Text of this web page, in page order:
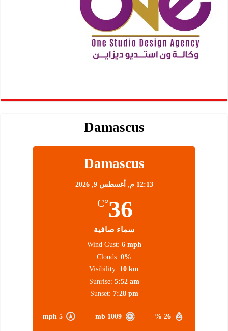
Damascus
Damascus
12:13 م, أغسطس 9, 2026
36
°C
سماء صافية
26 %
1009 mb
5 mph
Wind Gust: 6 mph
Clouds: 0%
Visibility: 10 km
Sunrise: 5:52 am
Sunset: 7:28 pm